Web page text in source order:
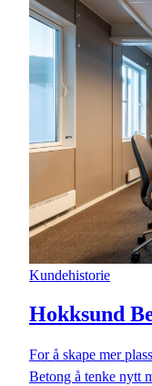
Kundehistorie
Hokksund
For å skape mer
Betong å tenke nytt